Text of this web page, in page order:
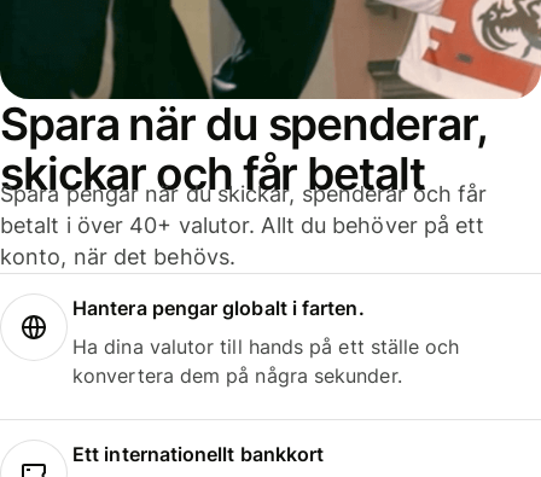
Spara när du spenderar,
skickar och får betalt
Spara pengar när du skickar, spenderar och får
betalt i över 40+ valutor. Allt du behöver på ett
konto, när det behövs.
Hantera pengar globalt i farten.
Ha dina valutor till hands på ett ställe och
konvertera dem på några sekunder.
Ett internationellt bankkort